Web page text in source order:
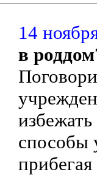
14
в
способы